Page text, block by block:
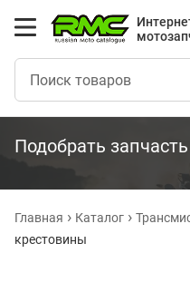
Подобрать запчасть
Главная Каталог
крестовины